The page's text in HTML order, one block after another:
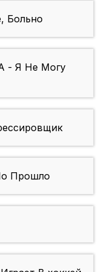
Больно
- Я Не Могу
Прошло